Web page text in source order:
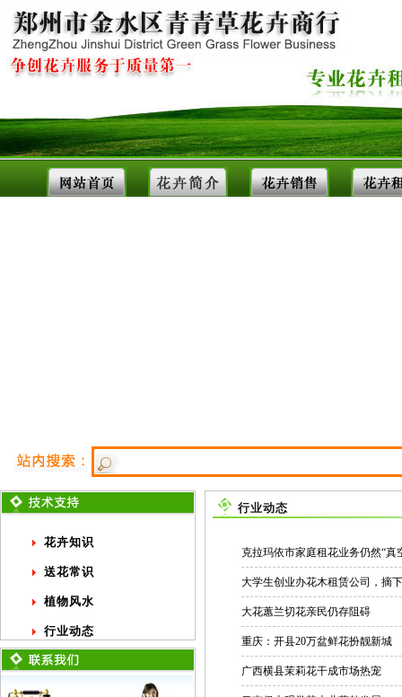
花卉知识
送花常识
植物风水
行业动态
行业动态
克拉玛依市家庭租花业务仍然“真
大学生创业办花木租赁公司，摘
大花蕙兰切花亲民仍存阻碍
重庆：开县20万盆鲜花扮靓新城
广西横县茉莉花干成市场热宠